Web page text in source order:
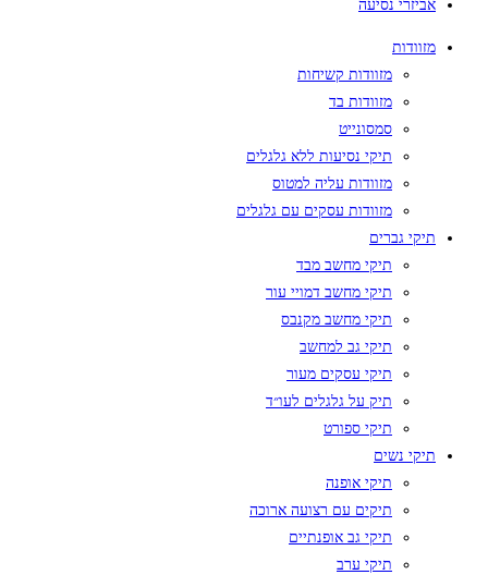
אביזרי נסיעה
מזוודות
מזוודות קשיחות
מזוודות בד
סמסונייט
תיקי נסיעות ללא גלגלים
מזוודות עליה למטוס
מזוודות עסקים עם גלגלים
תיקי גברים
תיקי מחשב מבד
תיקי מחשב דמויי עור
תיקי מחשב מקנבס
תיקי גב למחשב
תיקי עסקים מעור
תיק על גלגלים לעו״ד
תיקי ספורט
תיקי נשים
תיקי אופנה
תיקים עם רצועה ארוכה
תיקי גב אופנתיים
תיקי ערב